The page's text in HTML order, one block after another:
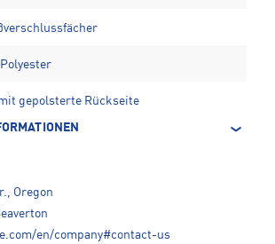
gepolsterte Rückseite
Oregon
en/company#contact-us